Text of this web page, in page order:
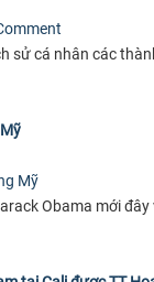
sử cá nhân các
Obama mới